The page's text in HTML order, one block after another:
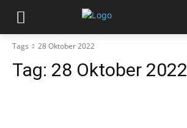
Tags 28 Oktober 2022
Tag: 28 Oktober 2022